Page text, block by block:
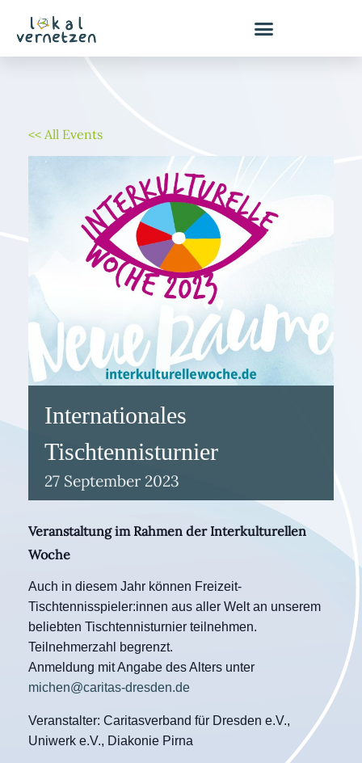
Inhalt
springen
<< All Events
Internationales
Tischtennisturnier
27 September 2023
Veranstaltung im Rahmen der Interkulturellen
Woche
Auch in diesem Jahr können Freizeit-
Tischtennisspieler:innen aus aller Welt an unserem
beliebten Tischtennisturnier teilnehmen.
Teilnehmerzahl begrenzt.
Anmeldung mit Angabe des Alters unter
michen@caritas-dresden.de
Veranstalter: Caritasverband für Dresden e.V.,
Uniwerk e.V., Diakonie Pirna